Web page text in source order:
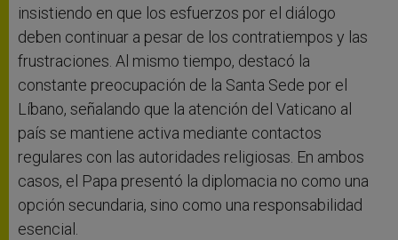
insistiendo en que los esfuerzos por el diálogo
deben continuar a pesar de los contratiempos y las
frustraciones. Al mismo tiempo, destacó la
constante preocupación de la Santa Sede por el
Líbano, señalando que la atención del Vaticano al
país se mantiene activa mediante contactos
regulares con las autoridades religiosas. En ambos
casos, el Papa presentó la diplomacia no como una
opción secundaria, sino como una responsabilidad
esencial.